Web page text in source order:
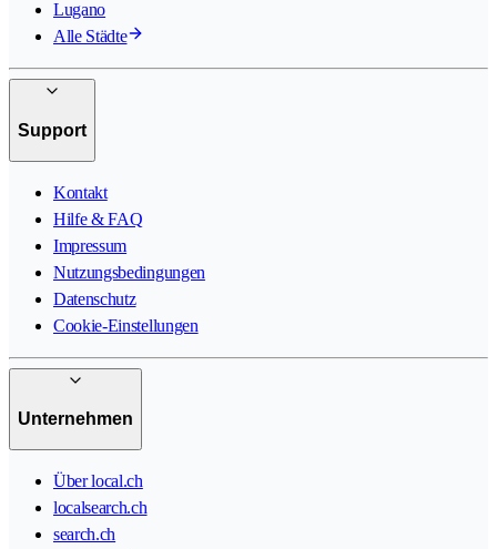
Lugano
Alle Städte
Support
Kontakt
Hilfe & FAQ
Impressum
Nutzungsbedingungen
Datenschutz
Cookie-Einstellungen
Unternehmen
Über local.ch
localsearch.ch
search.ch